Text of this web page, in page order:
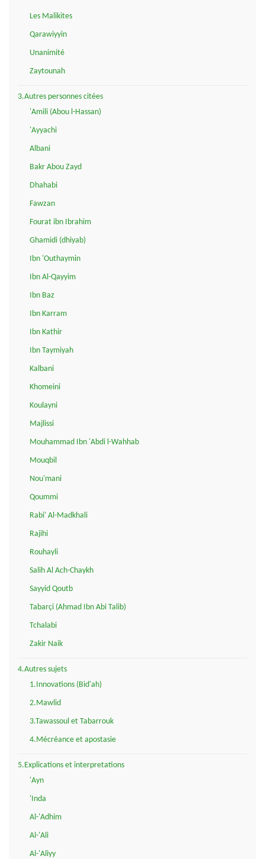
Les Malikites
Qarawiyyin
Unanimité
Zaytounah
3.Autres personnes citées
'Amili (Abou l-Hassan)
'Ayyachi
Albani
Bakr Abou Zayd
Dhahabi
Fawzan
Fourat ibn Ibrahim
Ghamidi (dhiyab)
Ibn 'Outhaymin
Ibn Al-Qayyim
Ibn Baz
Ibn Karram
Ibn Kathir
Ibn Taymiyah
Kalbani
Khomeini
Koulayni
Majlissi
Mouhammad Ibn 'Abdi l-Wahhab
Mouqbil
Nou'mani
Qoummi
Rabi' Al-Madkhali
Rajihi
Rouhayli
Salih Al Ach-Chaykh
Sayyid Qoutb
Tabarçi (Ahmad Ibn Abi Talib)
Tchalabi
Zakir Naik
4.Autres sujets
1.Innovations (Bid'ah)
2.Mawlid
3.Tawassoul et Tabarrouk
4.Mécréance et apostasie
5.Explications et interpretations
'Ayn
'Inda
Al-'Adhim
Al-'Ali
Al-'Aliyy